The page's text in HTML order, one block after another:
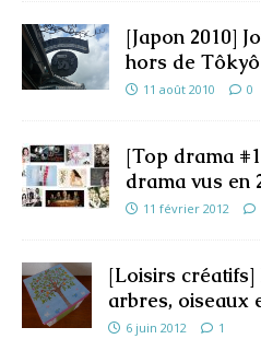
[Japon 2010]
hors de Tôkyô
11 août 2010 0
[Top drama
drama vus en
11 février 2012
[Loisirs
arbres, oiseaux
6 juin 2012 1